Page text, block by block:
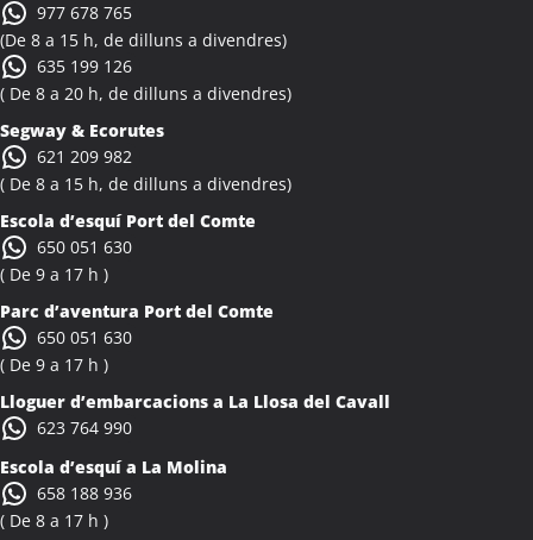
Activitats Família Amics Albinyana
Colònies Escolars Albinyana
Activitats Teambuilding Empreses Albiol
Activitats Família Amics Albiol
Colònies Escolars Albiol
Activitats Teambuilding Empreses Albocàsser
Colònies Escolars Albocàsser
Activitats Teambuilding Empreses Albons
Colònies Escolars Albons
Activitats Teambuilding Empreses Alcalà de Xivert
Colònies Escolars Alcalà de Xivert
Activitats Família Amics Alcanar
Colònies Escolars Alcanar
977 678 765
(De 8 a 15 h, de dilluns a divendres)
635 199 126
( De 8 a 20 h, de dilluns a divendres)
Segway & Ecorutes
621 209 982
( De 8 a 15 h, de dilluns a divendres)
Escola d’esquí Port del Comte
650 051 630
( De 9 a 17 h )
Parc d’aventura Port del Comte
650 051 630
( De 9 a 17 h )
Lloguer d’embarcacions a La Llosa del Cavall
623 764 990
Escola d’esquí a La Molina
658 188 936
( De 8 a 17 h )